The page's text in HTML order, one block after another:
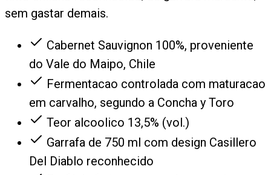
sem gastar demais.
Cabernet Sauvignon 100%, proveniente
do Vale do Maipo, Chile
Fermentacao controlada com maturacao
em carvalho, segundo a Concha y Toro
Teor alcoolico 13,5% (vol.)
Garrafa de 750 ml com design Casillero
Del Diablo reconhecido